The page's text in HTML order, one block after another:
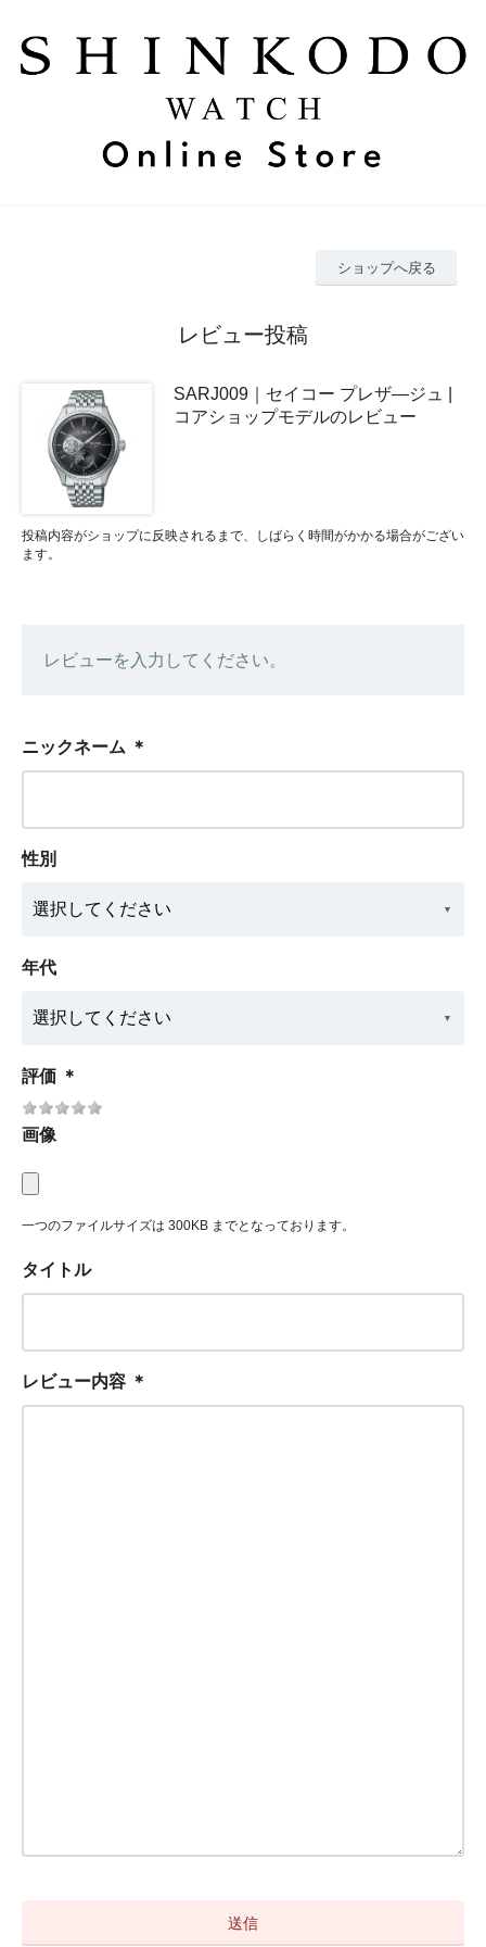
ショップへ戻る
レビュー投稿
SARJ009｜セイコー プレザ―ジュ |
コアショップモデルのレビュー
投稿内容がショップに反映されるまで、しばらく時間がかかる場合がござい
ます。
レビューを入力してください。
ニックネーム ＊
性別
年代
評価 ＊
画像
一つのファイルサイズは 300KB までとなっております。
タイトル
レビュー内容 ＊